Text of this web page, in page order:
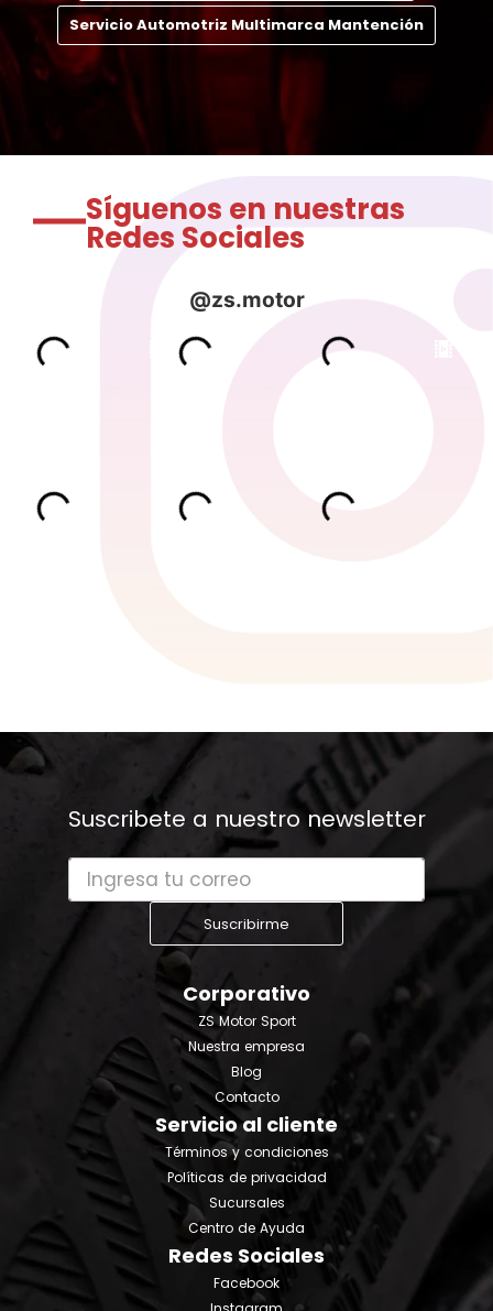
Servicio Automotriz Multimarca Mantención
Síguenos en nuestras
Redes Sociales
Suscribete a nuestro newsletter
Suscribirme
Corporativo
ZS Motor Sport
Nuestra empresa
Blog
Contacto
Servicio al cliente
Términos y condiciones
Políticas de privacidad
Sucursales
Centro de Ayuda
Redes Sociales
Facebook